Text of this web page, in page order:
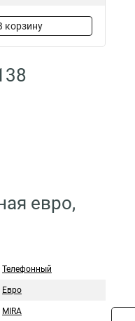
корзину
евро,
Телефонный
Евро
MIRA